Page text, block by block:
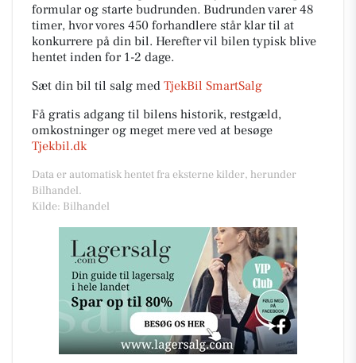
formular og starte budrunden. Budrunden varer 48
timer, hvor vores 450 forhandlere står klar til at
konkurrere på din bil. Herefter vil bilen typisk blive
hentet inden for 1-2 dage.
Sæt din bil til salg med TjekBil SmartSalg
Få gratis adgang til bilens historik, restgæld,
omkostninger og meget mere ved at besøge
Tjekbil.dk
Data er automatisk hentet fra eksterne kilder, herunder
Bilhandel.
Kilde: Bilhandel